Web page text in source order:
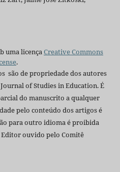
uma licençaCreative Commons
.
são de propriedade dos autores
of Studies in Education. É
do manuscrito a qualquer
pelo conteúdo dos artigos é
para outro idioma é proibida
ouvido pelo Comitê